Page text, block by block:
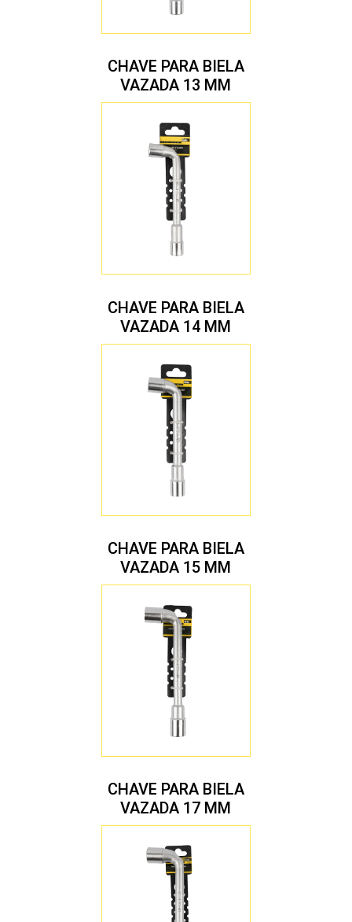
CHAVE PARA BIELA
VAZADA 13 MM
CHAVE PARA BIELA
VAZADA 14 MM
CHAVE PARA BIELA
VAZADA 15 MM
CHAVE PARA BIELA
VAZADA 17 MM